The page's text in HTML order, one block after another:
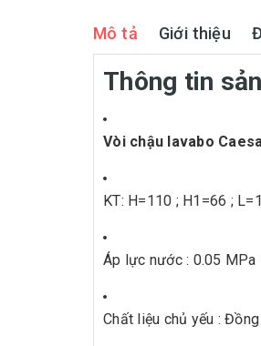
Mô tả Giới thiệu
Thông tin
Vòi chậu lavabo
KT: H=110 ; H1=66 ;
Áp lực nước : 0.05 MPa
Chất liệu chủ yếu : Đồng